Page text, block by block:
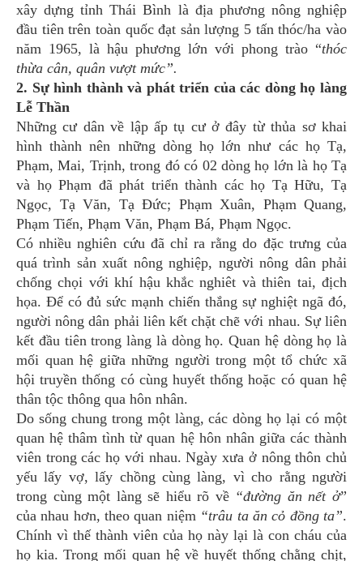
xây dựng tỉnh Thái Bình là địa phương nông nghiệp
đầu tiên trên toàn quốc đạt sản lượng 5 tấn thóc/ha vào
năm 1965, là hậu phương lớn với phong trào “thóc
thừa cân, quân vượt mức”.
2. Sự hình thành và phát triển của các dòng họ làng
Lễ Thần
Những cư dân về lập ấp tụ cư ở đây từ thủa sơ khai
hình thành nên những dòng họ lớn như các họ Tạ,
Phạm, Mai, Trịnh, trong đó có 02 dòng họ lớn là họ Tạ
và họ Phạm đã phát triển thành các họ Tạ Hữu, Tạ
Ngọc, Tạ Văn, Tạ Đức; Phạm Xuân, Phạm Quang,
Phạm Tiến, Phạm Văn, Phạm Bá, Phạm Ngọc.
Có nhiều nghiên cứu đã chỉ ra rằng do đặc trưng của
quá trình sản xuất nông nghiệp, người nông dân phải
chống chọi với khí hậu khắc nghiêt và thiên tai, địch
họa. Để có đủ sức mạnh chiến thắng sự nghiệt ngã đó,
người nông dân phải liên kết chặt chẽ với nhau. Sự liên
kết đầu tiên trong làng là dòng họ. Quan hệ dòng họ là
mối quan hệ giữa những người trong một tổ chức xã
hội truyền thống có cùng huyết thống hoặc có quan hệ
thân tộc thông qua hôn nhân.
Do sống chung trong một làng, các dòng họ lại có một
quan hệ thâm tình từ quan hệ hôn nhân giữa các thành
viên trong các họ với nhau. Ngày xưa ở nông thôn chủ
yếu lấy vợ, lấy chồng cùng làng, vì cho rằng người
trong cùng một làng sẽ hiểu rõ về “đường ăn nết ở”
của nhau hơn, theo quan niệm “trâu ta ăn cỏ đồng ta”.
Chính vì thế thành viên của họ này lại là con cháu của
họ kia. Trong mối quan hệ về huyết thống chằng chịt,